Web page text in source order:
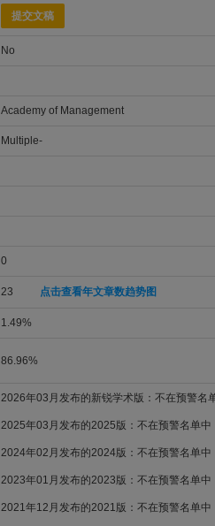
提交文稿
No
Academy of Management
Multiple-
0
23 点击查看年文章数趋势图
1.49%
86.96%
2026年03月发布的新锐学术版：不在预警名
2025年03月发布的2025版：不在预警名单中
2024年02月发布的2024版：不在预警名单中
2023年01月发布的2023版：不在预警名单中
2021年12月发布的2021版：不在预警名单中